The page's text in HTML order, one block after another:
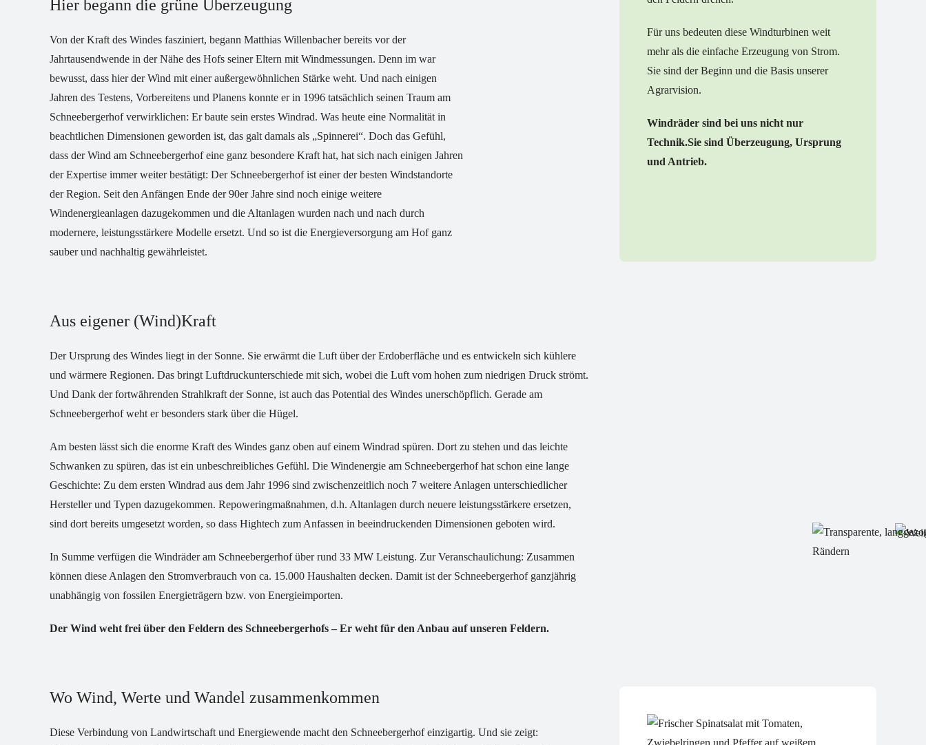
Hier begann die grüne Überzeugung
Von der Kraft des Windes fasziniert, begann Matthias Willenbacher bereits vor der
Jahrtausendwende in der Nähe des Hofs seiner Eltern mit Windmessungen. Denn im war
bewusst, dass hier der Wind mit einer außergewöhnlichen Stärke weht. Und nach einigen
Jahren des Testens, Vorbereitens und Planens konnte er in 1996 tatsächlich seinen Traum am
Schneebergerhof verwirklichen: Er baute sein erstes Windrad. Was heute eine Normalität in
beachtlichen Dimensionen geworden ist, das galt damals als „Spinnerei“. Doch das Gefühl,
dass der Wind am Schneebergerhof eine ganz besondere Kraft hat, hat sich nach einigen Jahren
der Expertise immer weiter bestätigt: Der Schneebergerhof ist einer der besten Windstandorte
der Region. Seit den Anfängen Ende der 90er Jahre sind noch einige weitere
Windenergieanlagen dazugekommen und die Altanlagen wurden nach und nach durch
modernere, leistungsstärkere Modelle ersetzt. Und so ist die Energieversorgung am Hof ganz
sauber und nachhaltig gewährleistet.
Für uns bedeuten diese Windturbinen weit
mehr als die einfache Erzeugung von Strom.
Sie sind der Beginn und die Basis unserer
Agrarvision.
Windräder sind bei uns nicht nur
Technik.Sie sind Überzeugung, Ursprung
und Antrieb.
Aus eigener (Wind)Kraft
Der Ursprung des Windes liegt in der Sonne. Sie erwärmt die Luft über der Erdoberfläche und es entwickeln sich kühlere
und wärmere Regionen. Das bringt Luftdruckunterschiede mit sich, wobei die Luft vom hohen zum niedrigen Druck strömt.
Und Dank der fortwährenden Strahlkraft der Sonne, ist auch das Potential des Windes unerschöpflich. Gerade am
Schneebergerhof weht er besonders stark über die Hügel.
Am besten lässt sich die enorme Kraft des Windes ganz oben auf einem Windrad spüren. Dort zu stehen und das leichte
Schwanken zu spüren, das ist ein unbeschreibliches Gefühl. Die Windenergie am Schneebergerhof hat schon eine lange
Geschichte: Zu dem ersten Windrad aus dem Jahr 1996 sind zwischenzeitlich noch 7 weitere Anlagen unterschiedlicher
Hersteller und Typen dazugekommen. Repoweringmaßnahmen, d.h. Altanlagen durch neuere leistungsstärkere ersetzen,
sind dort bereits umgesetzt worden, so dass Hightech zum Anfassen in beeindruckenden Dimensionen geboten wird.
In Summe verfügen die Windräder am Schneebergerhof über rund 33 MW Leistung. Zur Veranschaulichung: Zusammen
können diese Anlagen den Stromverbrauch von ca. 15.000 Haushalten decken. Damit ist der Schneebergerhof ganzjährig
unabhängig von fossilen Energieträgern bzw. von Energieimporten.
Der Wind weht frei über den Feldern des Schneebergerhofs – Er weht für den Anbau auf unseren Feldern.
Wo Wind, Werte und Wandel zusammenkommen
Diese Verbindung von Landwirtschaft und Energiewende macht den Schneebergerhof einzigartig. Und sie zeigt: